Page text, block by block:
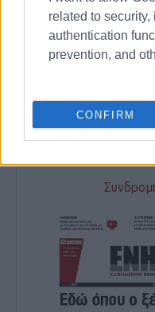
related to security,
authentication
prevention, and
CONFIRM
φθινοπώρου»
του
(εκδόσεις Carpe
Ακολουθήστε το